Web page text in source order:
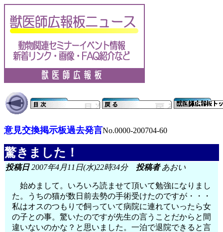
意見交換掲示板過去発言No.0000-200704-60
驚きました！
投稿日2007年4月11日(水)22時34分 投稿者あおい
始めまして。いろいろ読ませて頂いて勉強になりまし
た。うちの猫が数日前去勢の手術受けたのですが・・・
私はオスのつもりで飼っていて病院に連れていったら女
の子との事。驚いたのですが先生の言うことだからと間
違いないのかな？と思いました。一泊で退院できると言